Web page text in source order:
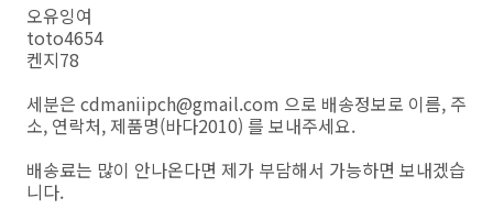
오유잉여
toto4654
켄지78
세분은 cdmaniipch@gmail.com 으로 배송정보로 이름, 주
소, 연락처, 제품명(바다2010) 를 보내주세요.
배송료는 많이 안나온다면 제가 부담해서 가능하면 보내겠습
니다.